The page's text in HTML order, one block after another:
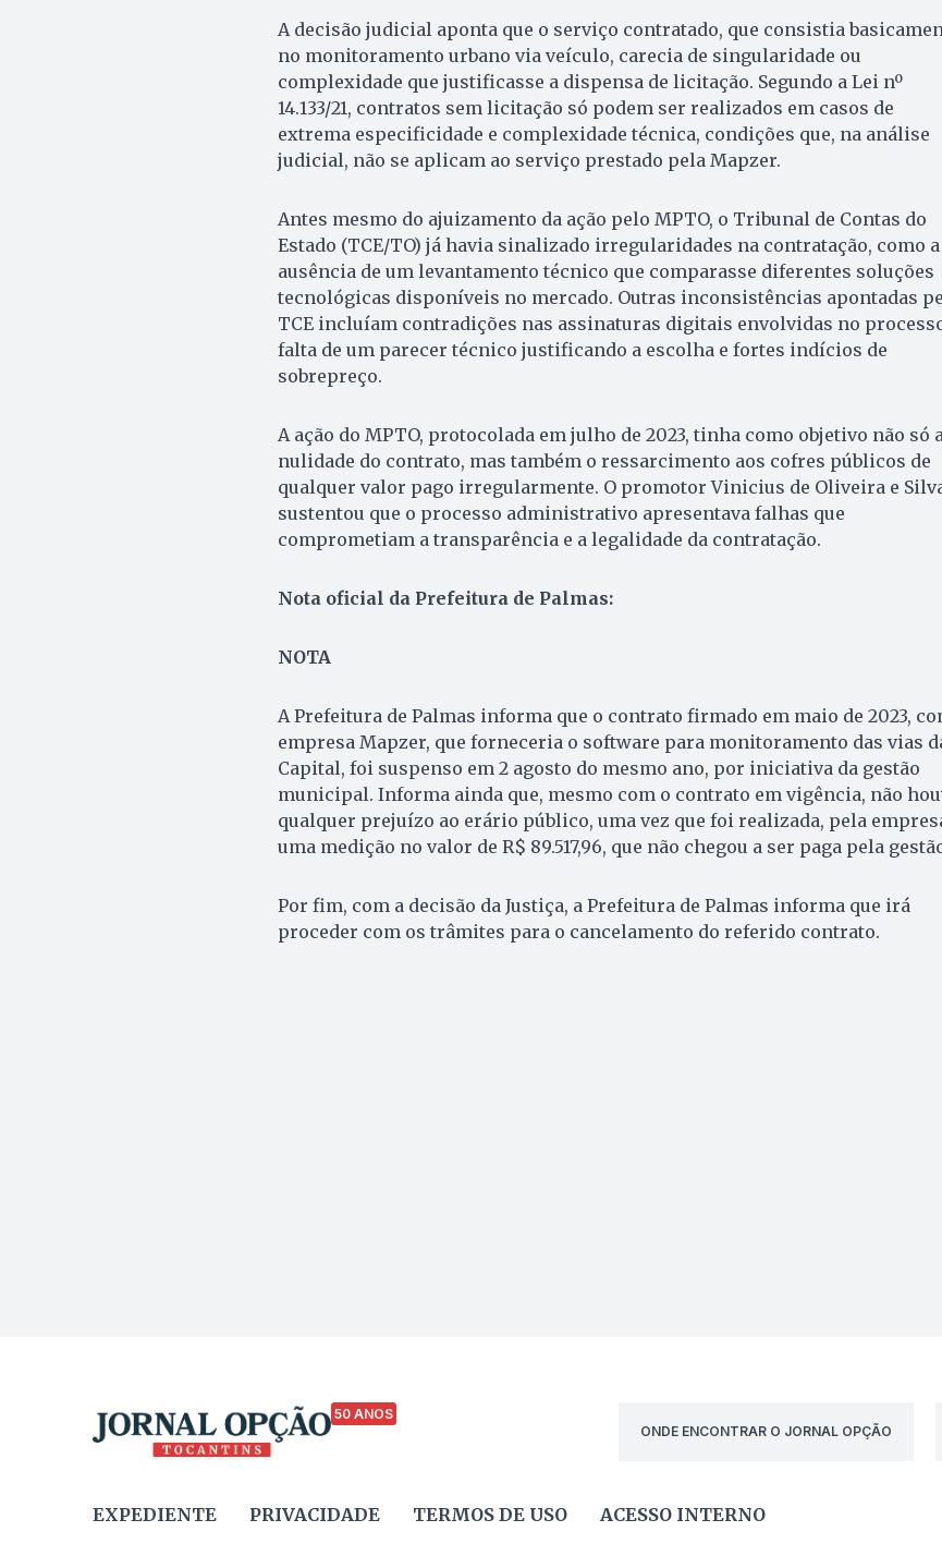
A decisão judicial aponta que o serviço contratado, que consistia
no monitoramento urbano via veículo, carecia de singularidade ou
complexidade que justificasse a dispensa de licitação. Segundo a Lei nº
14.133/21, contratos sem licitação só podem ser realizados em casos de
extrema especificidade e complexidade técnica, condições que, na análise
judicial, não se aplicam ao serviço prestado pela Mapzer.
Antes mesmo do ajuizamento da ação pelo MPTO, o Tribunal de Contas do
Estado (TCE/TO) já havia sinalizado irregularidades na contratação, como a
ausência de um levantamento técnico que comparasse diferentes soluções
tecnológicas disponíveis no mercado. Outras inconsistências apontadas
TCE incluíam contradições nas assinaturas digitais envolvidas no
falta de um parecer técnico justificando a escolha e fortes indícios de
sobrepreço.
A ação do MPTO, protocolada em julho de 2023, tinha como objetivo não só a
nulidade do contrato, mas também o ressarcimento aos cofres públicos de
qualquer valor pago irregularmente. O promotor Vinicius de Oliveira e
sustentou que o processo administrativo apresentava falhas que
comprometiam a transparência e a legalidade da contratação.
Nota oficial da Prefeitura de Palmas:
NOTA
A Prefeitura de Palmas informa que o contrato firmado em maio de 2023,
empresa Mapzer, que forneceria o software para monitoramento das vias
Capital, foi suspenso em 2 agosto do mesmo ano, por iniciativa da gestão
municipal. Informa ainda que, mesmo com o contrato em vigência, não
qualquer prejuízo ao erário público, uma vez que foi realizada, pela
uma medição no valor de R$ 89.517,96, que não chegou a ser paga pela
Por fim, com a decisão da Justiça, a Prefeitura de Palmas informa que irá
proceder com os trâmites para o cancelamento do referido contrato.
50 ANOS
ONDE ENCONTRAR O JORNAL OPÇÃO
EXPEDIENTE PRIVACIDADE TERMOS DE USO ACESSO INTERNO